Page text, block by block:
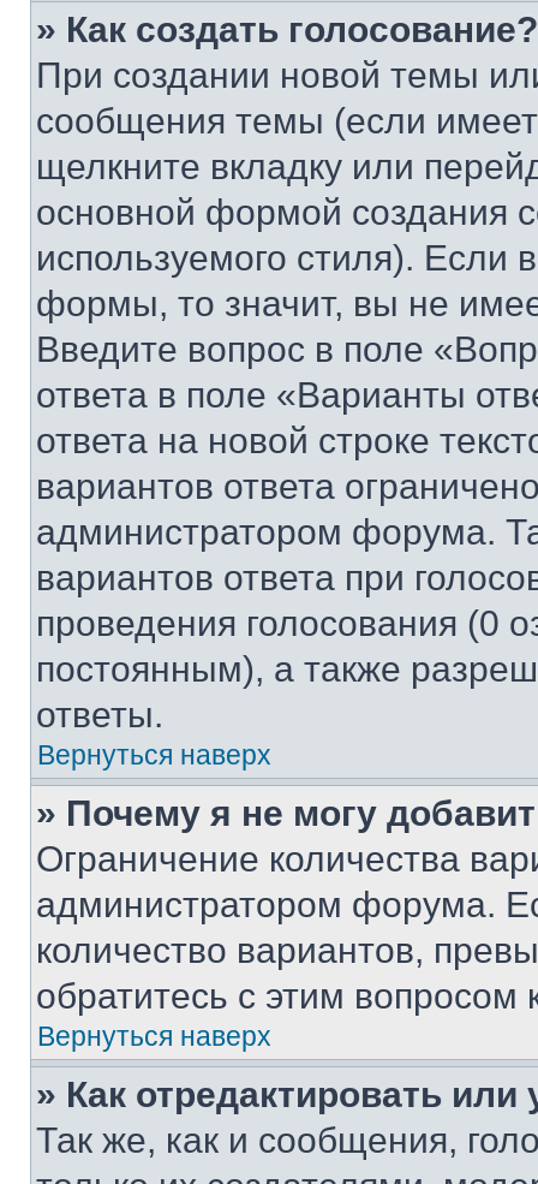
» Как создать голосование?
При создании новой темы
сообщения темы (если
щелкните вкладку или
основной формой создания
используемого стиля). Если
формы, то значит, вы не
Введите вопрос в поле
ответа в поле «Варианты
ответа на новой строке
вариантов ответа
администратором форума.
вариантов ответа при
проведения голосования (0
постоянным), а также
ответы.
Вернуться наверх
» Почему я не могу
Ограничение количества
администратором форума.
количество вариантов,
обратитесь с этим вопросом
Вернуться наверх
» Как отредактировать
Так же, как и сообщения,